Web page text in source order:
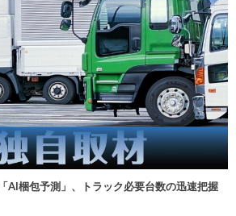
AI梱包予測」、トラック必要台数の迅速把握